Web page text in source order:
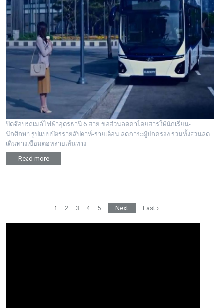
ปิดจ๊อบรถเมล์ไฟฟ้าอุดรธานี 6 สาย ขอส่วนลดค่าโดยสารให้นักเรียน-
นักศึกษา รูปแบบบัตรรายสัปดาห์-รายเดือน ลดภาระผู้ปกครอง รวมทั้งส่วนลด
เดินทางเชื่อมต่อหลายเส้นทาง
Read more
1 2 3 4 5 Next Last ›